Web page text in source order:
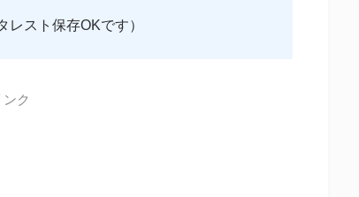
レスト保存OKです）
ク